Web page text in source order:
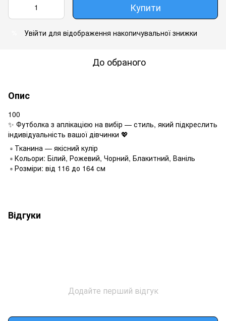
Купити
Увійти для відображення накопичувальної знижки
До обраного
Опис
100
✨ Футболка з аплікацією на вибір — стиль, який підкреслить
індивідуальність вашої дівчинки 💖
▫️ Тканина — якісний кулір
▫️ Кольори: Білий, Рожевий, Чорний, Блакитний, Ваніль
▫️ Розміри: від 116 до 164 см
Відгуки
Додайте перший відгук